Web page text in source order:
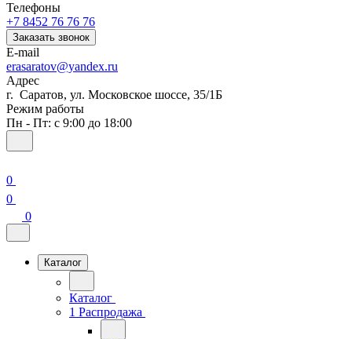
Телефоны
+7 8452 76 76 76
Заказать звонок
E-mail
erasaratov@yandex.ru
Адрес
г. Саратов, ул. Московское шоссе, 35/1Б
Режим работы
Пн - Пт: с 9:00 до 18:00
0
0
0
Каталог
Каталог
1 Распродажа